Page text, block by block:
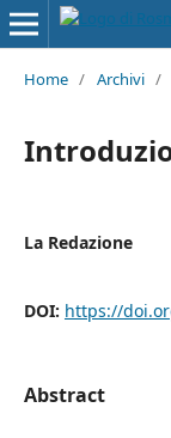
Home / Archivi /
La Redazione
DOI: https://
Abstract